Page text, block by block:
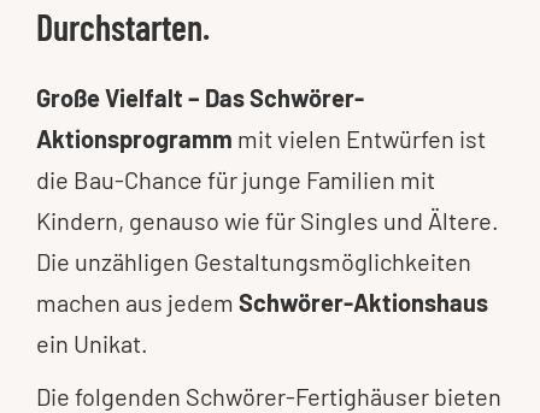
Durchstarten.
Große Vielfalt – Das Schwörer-
Aktionsprogramm mit vielen Entwürfen ist
die Bau-Chance für junge Familien mit
Kindern, genauso wie für Singles und Ältere.
Die unzähligen Gestaltungsmöglichkeiten
machen aus jedem Schwörer-Aktionshaus
ein Unikat.
Die folgenden Schwörer-Fertighäuser bieten